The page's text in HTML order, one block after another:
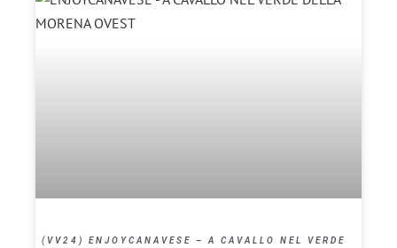
(VV24) ENJOYCANAVESE – A CAVALLO NEL VERDE